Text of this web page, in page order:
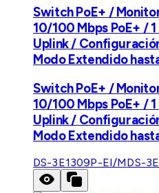
Switch PoE+ /
10/100 Mbps PoE+ /
Uplink /
Modo Extendido
Switch PoE+ /
10/100 Mbps PoE+ /
Uplink /
Modo Extendido
DS-3E1309P-EI/MDS-